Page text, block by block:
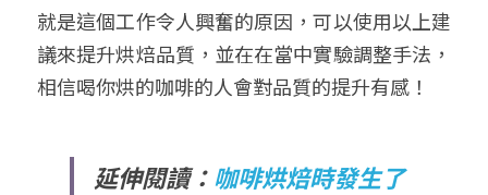
就是這個工作令人興奮的原因，可以使用以上建
議來提升烘焙品質，並在在當中實驗調整手法，
相信喝你烘的咖啡的人會對品質的提升有感！
延伸閱讀：咖啡烘焙時發生了